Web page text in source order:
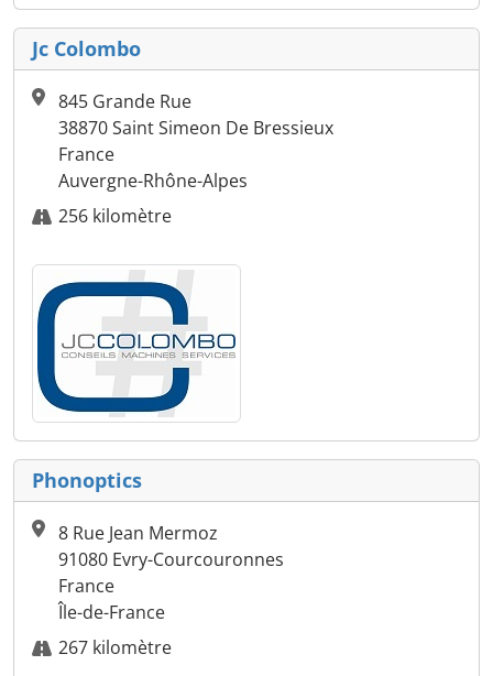
Jc Colombo
845 Grande Rue
38870 Saint Simeon De Bressieux
France
Auvergne-Rhône-Alpes
256 kilomètre
Phonoptics
8 Rue Jean Mermoz
91080 Evry-Courcouronnes
France
Île-de-France
267 kilomètre